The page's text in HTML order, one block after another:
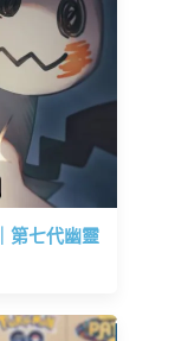
第七代幽靈